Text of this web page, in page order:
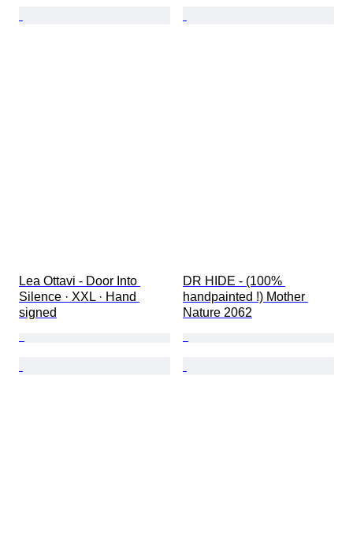
Lea Ottavi - Door Into
Silence · XXL · Hand
signed
DR HIDE - (100%
handpainted !) Mother
Nature 2062